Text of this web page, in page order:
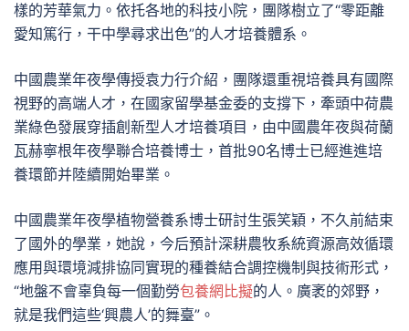
樣的芳華氣力。依托各地的科技小院，團隊樹立了“零距離
愛知篤行，干中學尋求出色”的人才培養體系。
中國農業年夜學傳授袁力行介紹，團隊還重視培養具有國際
視野的高端人才，在國家留學基金委的支撐下，牽頭中荷農
業綠色發展穿插創新型人才培養項目，由中國農年夜與荷蘭
瓦赫寧根年夜學聯合培養博士，首批90名博士已經進進培
養環節并陸續開始畢業。
中國農業年夜學植物營養系博士研討生張笑穎，不久前結束
了國外的學業，她說，今后預計深耕農牧系統資源高效循環
應用與環境減排協同實現的種養結合調控機制與技術形式，
“地盤不會辜負每一個勤勞包養網比擬的人。廣袤的郊野，
就是我們這些‘興農人’的舞臺”。